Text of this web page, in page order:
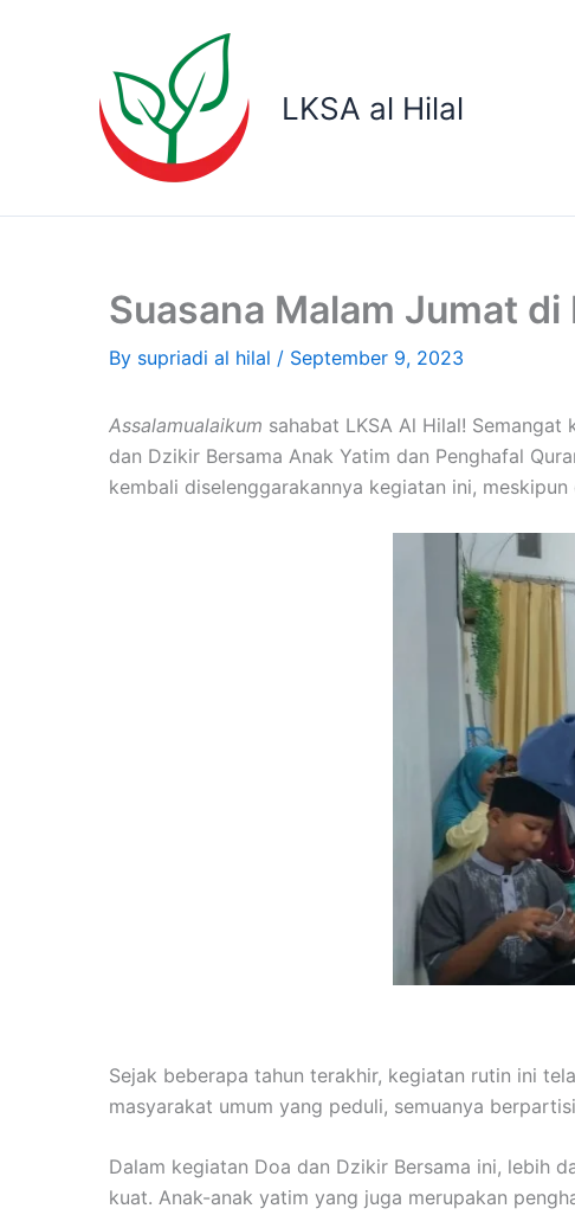
LKSA al Hilal
Suasana Malam Jumat di
By supriadi al hilal / September 9, 2023
Assalamualaikum sahabat LKSA Al Hilal!
dan Dzikir Bersama Anak Yatim dan Penghafal
kembali diselenggarakannya kegiatan ini,
Sejak beberapa tahun terakhir, kegiatan rutin ini
masyarakat umum yang peduli, semuanya
Dalam kegiatan Doa dan Dzikir Bersama ini, lebih
kuat. Anak-anak yatim yang juga merupakan